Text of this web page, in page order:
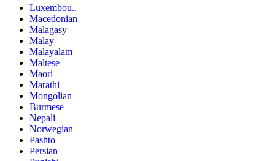
Luxembou..
Macedonian
Malagasy
Malay
Malayalam
Maltese
Maori
Marathi
Mongolian
Burmese
Nepali
Norwegian
Pashto
Persian